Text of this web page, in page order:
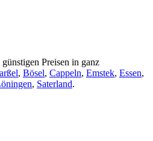
Preisen in ganz
, Bösel, Cappeln, Emstek, Essen,
, Saterland.